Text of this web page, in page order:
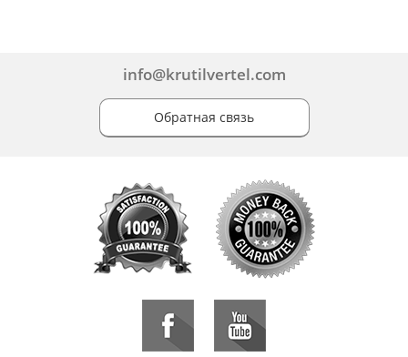
info@krutilvertel.com
Обратная связь